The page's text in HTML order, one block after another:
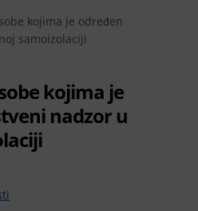
kojima je određen
samoizolaciji
kojima je
nadzor u